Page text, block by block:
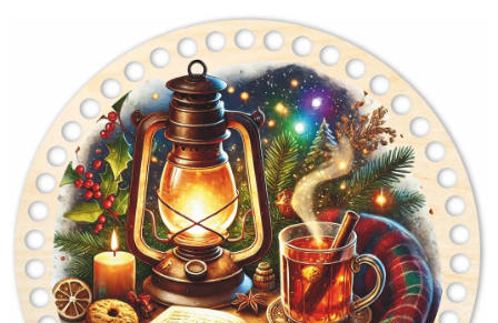
GALANTERIE A LÁTKY
VELKOOBCHOD
Doprava a platba Vrácení zboží a reklamace
Časté otázky
Kontakt
Moje objednávka
Obchodní podmínky
Ochrana osobních údajů
Hodnocení obchodu
Oblíbené produkty
Věrnostní program